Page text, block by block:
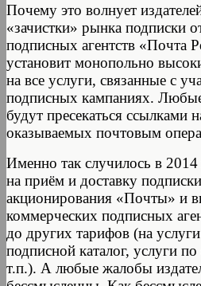
Почему это волнует
«зачистки» рынка подписки
подписных агентств «Почта
установит монопольно
на все услуги, связанные с
подписных кампаниях.
будут пресекаться ссылками
оказываемых почтовым
Именно так случилось в
на приём и доставку
акционирования «Почты» и
коммерческих подписных
до других тарифов (на
подписной каталог, услуги
т.п.). А любые жалобы